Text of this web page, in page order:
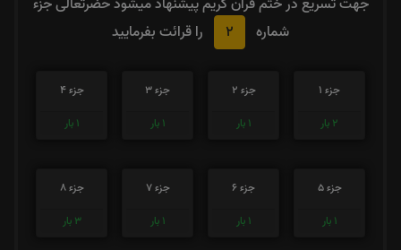
شماره
2 را قرائت بفرمایید
جزء 1
2 بار
جزء 2
1 بار
جزء 3
1 بار
جزء 4
1 بار
جزء 5
1 بار
جزء 6
1 بار
جزء 7
1 بار
جزء 8
3 بار